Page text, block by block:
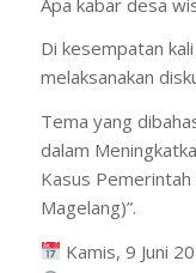
Di kesempatan
melaksanakan
Tema yang
dalam
Kasus
Magelang)”.
Kamis, 9 Juni